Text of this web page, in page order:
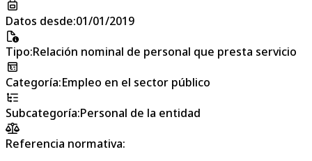
Datos desde:01/01/2019
Tipo:Relación nominal de personal que presta servicio
Categoría:Empleo en el sector público
Subcategoría:Personal de la entidad
Referencia normativa: